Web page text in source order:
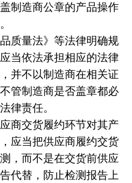
制造商公章的产品操作
质量法》等法律明确规
当依法承担相应的法律
并不以制造商在相关证
管制造商是否盖章都必
律责任。
商交货履约环节对其产
应当把供应商履约交货
，而不是在交货前供应
代替，防止检测报告上